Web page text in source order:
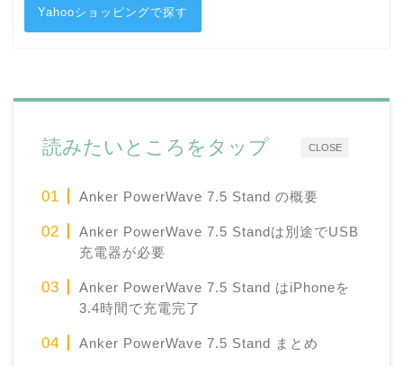
Yahooショッピングで探す
CLOSE
読みたいところをタップ
Anker PowerWave 7.5 Stand の概要
Anker PowerWave 7.5 Standは別途でUSB
充電器が必要
Anker PowerWave 7.5 Stand はiPhoneを
3.4時間で充電完了
Anker PowerWave 7.5 Stand まとめ